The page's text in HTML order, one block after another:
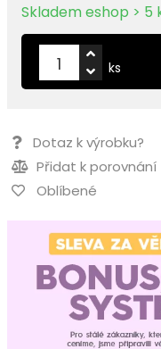
Skladem eshop > 5
ks
Dotaz k výrobku?
Přidat k porovnání
Oblíbené